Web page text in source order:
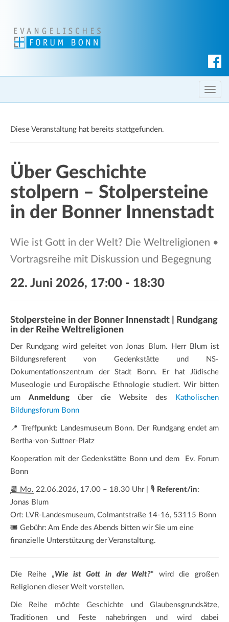
c
h T
o
l
i
g
i
Diese Veranstaltung hat bereits stattgefunden.
Über Geschichte
stolpern – Stolpersteine
in der Bonner Innenstadt
Wie ist Gott in der Welt? Die Weltreligionen •
Vortragsreihe mit Diskussion und Begegnung
22. Juni 2026, 17:00 - 18:30
Stolpersteine in der Bonner Innenstadt | Rundgang
in der Reihe Weltreligionen
Der Rundgang wird geleitet von Jonas Blum. Herr Blum ist
Bildungsreferent von Gedenkstätte und NS-
Dokumentationszentrum der Stadt Bonn. Er hat Jüdische
Museologie und Europäische Ethnologie studiert. Wir bitten
um Anmeldung über die Website des
Katholischen
Bildungsforum Bonn
📍 Treffpunkt: Landesmuseum Bonn. Der Rundgang endet am
Bertha-von-Suttner-Platz
Kooperation mit der Gedenkstätte Bonn und dem Ev. Forum
Bonn
📆 Mo. 22.06.2026, 17.00 – 18.30 Uhr | 🎙️ Referent/in:
Jonas Blum
Ort: LVR-Landesmuseum, Colmantstraße 14-16, 53115 Bonn
🎟️ Gebühr: Am Ende des Abends bitten wir Sie um eine
finanzielle Unterstützung der Veranstaltung.
Die Reihe „Wie ist Gott in der Welt?“ wird die großen
Religionen dieser Welt vorstellen.
Die Reihe möchte Geschichte und Glaubensgrundsätze,
Traditionen und Feste nahebringen und wird dabei